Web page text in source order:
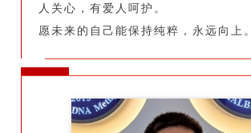
人关心，有爱人呵护。
愿未来的自己能保持纯粹，永远向上。